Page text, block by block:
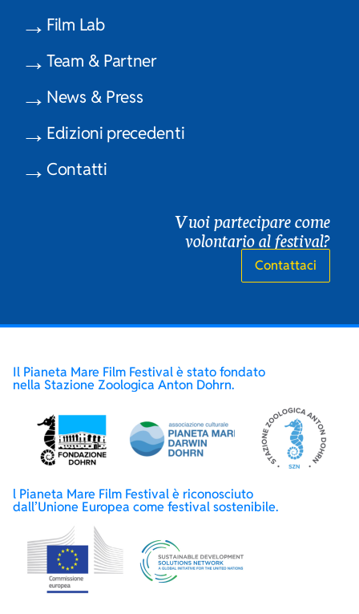
Film Lab
Team & Partner
News & Press
Edizioni precedenti
Contatti
Vuoi partecipare come
volontario al festival?
Contattaci
Il Pianeta Mare Film Festival è stato fondato
nella Stazione Zoologica Anton Dohrn.
l Pianeta Mare Film Festival è riconosciuto
dall’Unione Europea come festival sostenibile.